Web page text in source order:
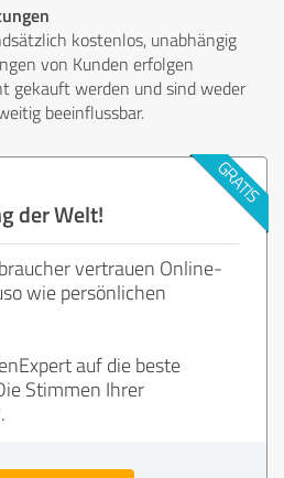
kostenlos, unabhängig
von Kunden erfolgen
gekauft werden und sind weder
beeinflussbar.
der Welt!
vertrauen Online-
wie persönlichen
auf die beste
Stimmen Ihrer